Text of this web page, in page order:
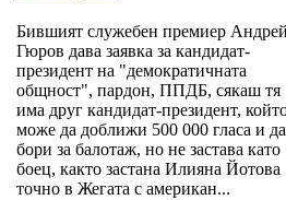
Бившият служебен премиер Андрей
Гюров дава заявка за кандидат-
президент на "демократичната
общност", пардон, ППДБ, сякаш тя
има друг кандидат-президент,
може да доближи 500 000 гласа и
бори за балотаж, но не застава като
боец, както застана Илияна Йотова
точно в Жегата с американ...